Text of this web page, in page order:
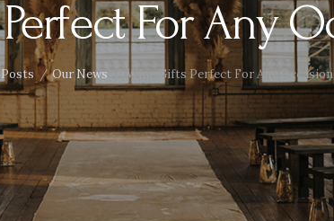
For Any
Posts Our News Wine Gifts Perfect For Any Occasion